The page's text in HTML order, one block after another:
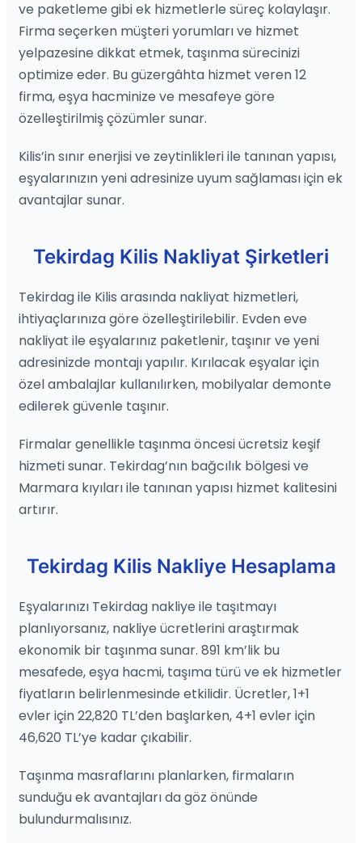
ve paketleme gibi ek hizmetlerle süreç kolaylaşır.
Firma seçerken müşteri yorumları ve hizmet
yelpazesine dikkat etmek, taşınma sürecinizi
optimize eder. Bu güzergâhta hizmet veren 12
firma, eşya hacminize ve mesafeye göre
özelleştirilmiş çözümler sunar.
Kilis’in sınır enerjisi ve zeytinlikleri ile tanınan yapısı,
eşyalarınızın yeni adresinize uyum sağlaması için ek
avantajlar sunar.
Tekirdag Kilis Nakliyat Şirketleri
Tekirdag ile Kilis arasında nakliyat hizmetleri,
ihtiyaçlarınıza göre özelleştirilebilir. Evden eve
nakliyat ile eşyalarınız paketlenir, taşınır ve yeni
adresinizde montajı yapılır. Kırılacak eşyalar için
özel ambalajlar kullanılırken, mobilyalar demonte
edilerek güvenle taşınır.
Firmalar genellikle taşınma öncesi ücretsiz keşif
hizmeti sunar. Tekirdag’nın bağcılık bölgesi ve
Marmara kıyıları ile tanınan yapısı hizmet kalitesini
artırır.
Tekirdag Kilis Nakliye Hesaplama
Eşyalarınızı Tekirdag nakliye ile taşıtmayı
planlıyorsanız, nakliye ücretlerini araştırmak
ekonomik bir taşınma sunar. 891 km’lik bu
mesafede, eşya hacmi, taşıma türü ve ek hizmetler
fiyatların belirlenmesinde etkilidir. Ücretler, 1+1
evler için 22,820 TL’den başlarken, 4+1 evler için
46,620 TL’ye kadar çıkabilir.
Taşınma masraflarını planlarken, firmaların
sunduğu ek avantajları da göz önünde
bulundurmalısınız.